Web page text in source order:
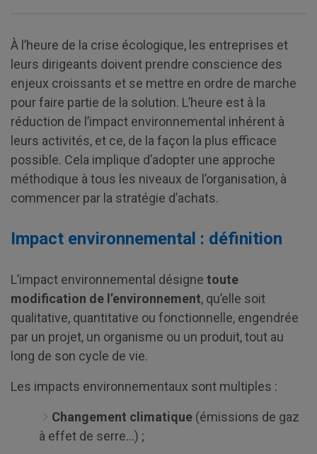
À l’heure de la crise écologique, les entreprises et
leurs dirigeants doivent prendre conscience des
enjeux croissants et se mettre en ordre de marche
pour faire partie de la solution. L’heure est à la
réduction de l’impact environnemental inhérent à
leurs activités, et ce, de la façon la plus efficace
possible. Cela implique d’adopter une approche
méthodique à tous les niveaux de l’organisation, à
commencer par la stratégie d’achats.
Impact environnemental : définition
L’impact environnemental désigne toute
modification de l’environnement, qu’elle soit
qualitative, quantitative ou fonctionnelle, engendrée
par un projet, un organisme ou un produit, tout au
long de son cycle de vie.
Les impacts environnementaux sont multiples :
Changement climatique (émissions de gaz
à effet de serre…) ;